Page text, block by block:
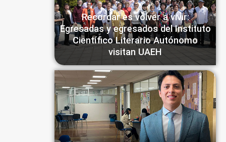
Recordar es volver a vivir:
Egresadas y egresados del Instituto
Científico Literario Autónomo
visitan UAEH